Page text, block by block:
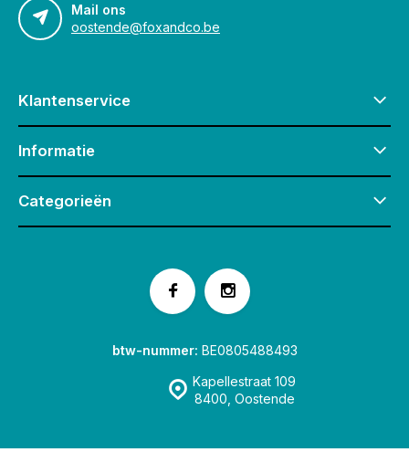
Mail ons
oostende@foxandco.be
Klantenservice
Informatie
Categorieën
Kapellestraat 109
8400, Oostende
btw-nummer: BE0805488493